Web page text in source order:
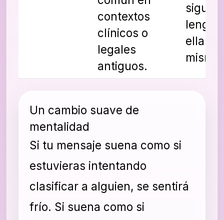
contextos
clínicos o
legales
antiguos.
sigue
ella
misma.
Un cambio suave de
mentalidad
Si tu mensaje suena como si
estuvieras intentando
clasificar a alguien, se sentirá
frío. Si suena como si